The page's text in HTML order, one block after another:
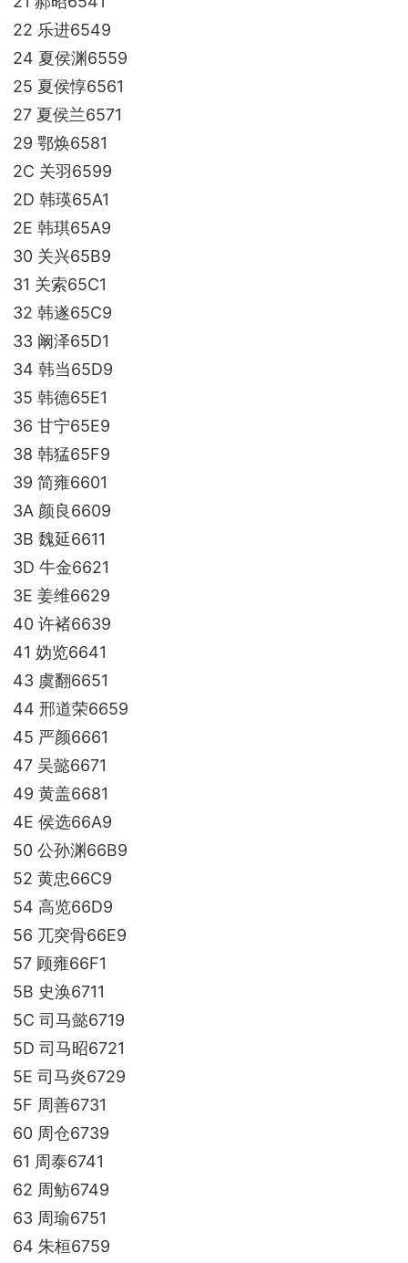
22 乐进6549
24 夏侯渊6559
25 夏侯惇6561
27 夏侯兰6571
29 鄂焕6581
2C 关羽6599
2D 韩瑛65A1
2E 韩琪65A9
30 关兴65B9
31 关索65C1
32 韩遂65C9
33 阚泽65D1
34 韩当65D9
35 韩德65E1
36 甘宁65E9
38 韩猛65F9
39 简雍6601
3A 颜良6609
3B 魏延6611
3D 牛金6621
3E 姜维6629
40 许褚6639
41 妫览6641
43 虞翻6651
44 邢道荣6659
45 严颜6661
47 吴懿6671
49 黄盖6681
4E 侯选66A9
50 公孙渊66B9
52 黄忠66C9
54 高览66D9
56 兀突骨66E9
57 顾雍66F1
5B 史涣6711
5C 司马懿6719
5D 司马昭6721
5E 司马炎6729
5F 周善6731
60 周仓6739
61 周泰6741
62 周鲂6749
63 周瑜6751
64 朱桓6759